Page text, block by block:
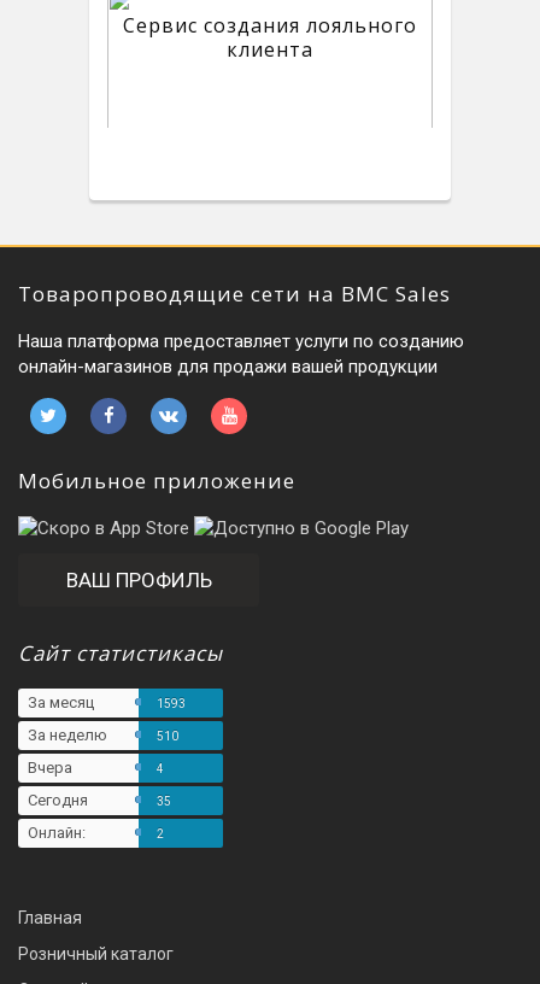
Сервис создания лояльного
клиента
Товаропроводящие сети на BMC Sales
Наша платформа предоставляет услуги по созданию
онлайн-магазинов для продажи вашей продукции
Мобильное приложение
ВАШ ПРОФИЛЬ
Сайт статистикасы
За месяц 1593
За неделю 510
Вчера 4
Сегодня 35
Онлайн: 2
Главная
Розничный каталог